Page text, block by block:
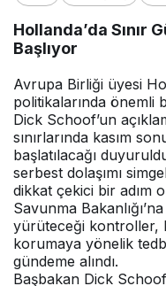
Hollanda’da Sınır
Başlıyor
Avrupa Birliği üyesi
politikalarında önemli
Dick Schoof’un
sınırlarında kasım
başlatılacağı
serbest dolaşımı
dikkat çekici bir adım
Savunma
yürüteceği kontroller,
korumaya yönelik
gündeme alındı.
Başbakan Dick